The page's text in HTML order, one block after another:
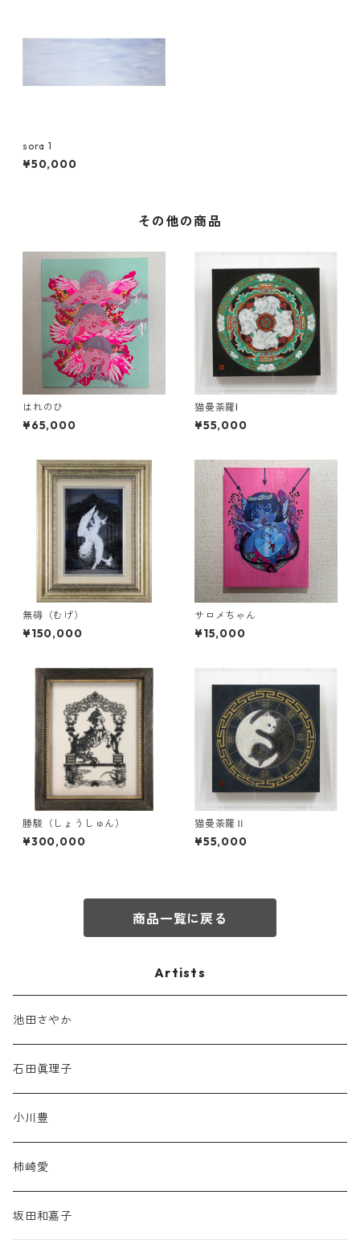
sora 1
¥50,000
その他の商品
はれのひ
¥65,000
猫曼荼羅I
¥55,000
無碍（むげ）
¥150,000
サロメちゃん
¥15,000
勝駿（しょうしゅん）
¥300,000
猫曼荼羅Ⅱ
¥55,000
商品一覧に戻る
Artists
池田さやか
石田眞理子
小川豊
柿崎愛
坂田和嘉子